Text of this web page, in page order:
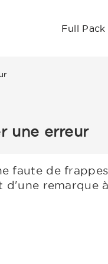
Full Pack
une erreur
faute de
d'une remarque